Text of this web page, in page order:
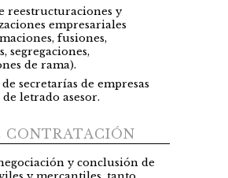
reestructuraciones y
empresariales
fusiones,
segregaciones,
de rama).
secretarías de empresas
letrado asesor.
CONTRATACIÓN
y conclusión de